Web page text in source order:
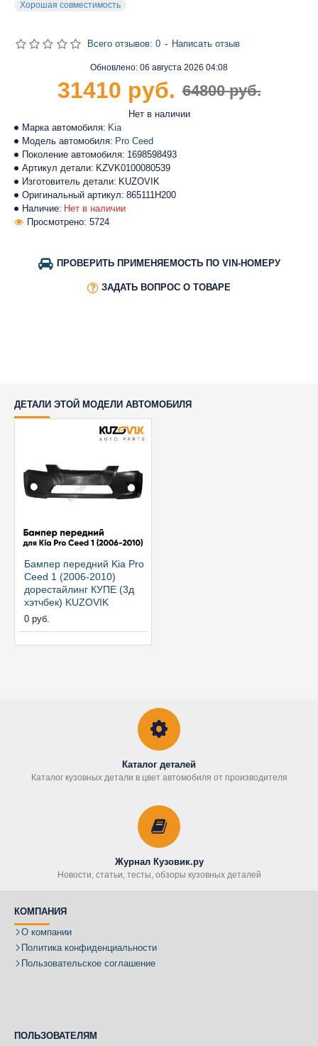
Хорошая совместимость
Наличие: Нет в наличии
Марка автомобиля: Kia
Модель автомобиля: Pro Ceed
Поколение автомобиля: 1698598493
Артикул детали: KZVK0100080539
Изготовитель детали: KUZOVIK
Оригинальный артикул: 865111H200
Просмотрено: 5724
Обновлено: 06 августа 2026 04:08
Нет в наличии
Всего отзывов: 0 - Написать отзыв
64800 руб.
31410 руб.
ПРОВЕРИТЬ ПРИМЕНЯЕМОСТЬ ПО VIN-НОМЕРУ
ЗАДАТЬ ВОПРОС О ТОВАРЕ
ДЕТАЛИ ЭТОЙ МОДЕЛИ АВТОМОБИЛЯ
Бампер передний Kia Pro
Ceed 1 (2006-2010)
дорестайлинг КУПЕ (3д
хэтчбек) KUZOVIK
0 руб.
Каталог деталей
Каталог кузовных детали в цвет автомобиля от производителя
Журнал Кузовик.ру
Новости, статьи, тесты, обзоры кузовных деталей
КОМПАНИЯ
О компании
Политика конфиденциальности
Пользовательское соглашение
ПОЛЬЗОВАТЕЛЯМ